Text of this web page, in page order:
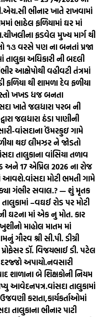
ભીનાર ખાતે રાખવામાં
ભાઠેલ ફળિયામાં ઘર માં
ચીખલીના ફડવેલ મુખ્ય માર્ગ થી
૧૩ વરસે પણ ના બનતાં પ્રજા
તાલુકા અધિકારી ની બદલી
આક્ષેપોથી વહીવટી તંત્રમાં
ફળિયા થી શામળા દેવ ફળીયા
ખખડ ધજ બનતા
ખાતે જલધારા પરબ ની
જલધારા ઠંડા પાણીની
વાંસદાના ઉંમરકુઇ ગામે
થઇ લીમઝર ને જોડતો
તાલુકાના વાંસિયા તળાવ
17 એપ્રિલ 2026 ના રોજ
આવશે.વાંસદા મોટી ભમતી ગામે
ગંભીર સવાલ.? — શું મૃતક
–વઘઈ રોડ પર મોટી
ઘટના માં એક નુ મોત. કાર
માહોલ માતમ માં
ગૌરવ શ્રી સી.પી. ડીગ્રી
ડૉ. વિજયભાઈ ડી. પટેલ
અપાયો.નવસારી
શાળાના બે શિક્ષકોની નિયમ
આવેદનપત્ર.વાંસદા તાલુકામાં
કરાતા,કાર્યકર્તાઓમાં
તાલુકાના ભીનાર પાટી